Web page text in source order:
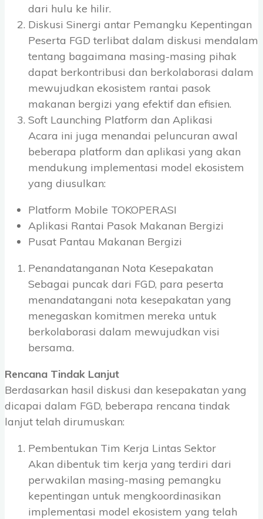
dari hulu ke hilir.
Diskusi Sinergi antar Pemangku Kepentingan
Peserta FGD terlibat dalam diskusi mendalam
tentang bagaimana masing-masing pihak
dapat berkontribusi dan berkolaborasi dalam
mewujudkan ekosistem rantai pasok
makanan bergizi yang efektif dan efisien.
Soft Launching Platform dan Aplikasi
Acara ini juga menandai peluncuran awal
beberapa platform dan aplikasi yang akan
mendukung implementasi model ekosistem
yang diusulkan:
Platform Mobile TOKOPERASI
Aplikasi Rantai Pasok Makanan Bergizi
Pusat Pantau Makanan Bergizi
Penandatanganan Nota Kesepakatan
Sebagai puncak dari FGD, para peserta
menandatangani nota kesepakatan yang
menegaskan komitmen mereka untuk
berkolaborasi dalam mewujudkan visi
bersama.
Rencana Tindak Lanjut
Berdasarkan hasil diskusi dan kesepakatan yang
dicapai dalam FGD, beberapa rencana tindak
lanjut telah dirumuskan:
Pembentukan Tim Kerja Lintas Sektor
Akan dibentuk tim kerja yang terdiri dari
perwakilan masing-masing pemangku
kepentingan untuk mengkoordinasikan
implementasi model ekosistem yang telah